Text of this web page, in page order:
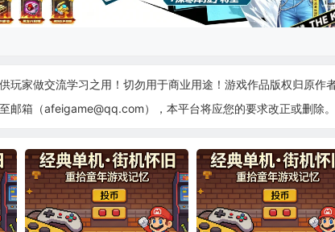
玩家做交流学习之用！切勿用于商业用途！游戏作品版权归原作
邮箱（afeigame@qq.com），本平台将应您的要求改正或删除。